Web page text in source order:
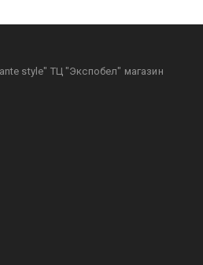
style" ТЦ "Экспобел" магазин